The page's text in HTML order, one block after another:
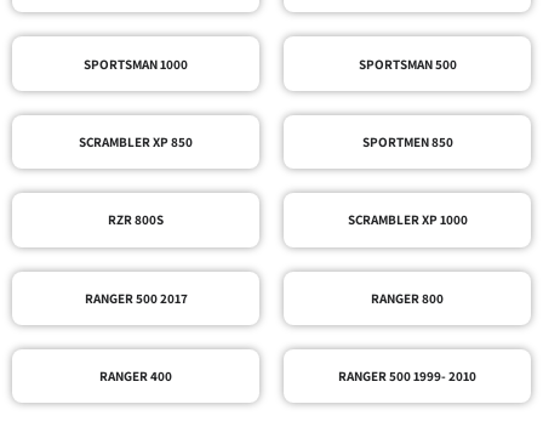
SPORTSMAN 500
SPORTSMAN 1000
SPORTMEN 850
SCRAMBLER XP 850
SCRAMBLER XP 1000
RZR 800S
RANGER 800
RANGER 500 2017
RANGER 500 1999- 2010
RANGER 400